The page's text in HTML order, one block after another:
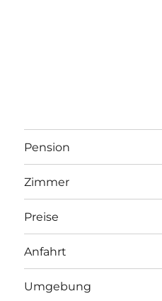
Pension
Zimmer
Preise
Anfahrt
Umgebung